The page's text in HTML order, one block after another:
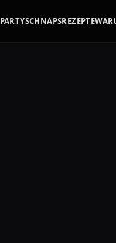
PARTYSCHNAPSREZEPTE